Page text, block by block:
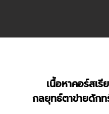
เนื้อหาคอร์สเรี
กลยุทธ์ตาข่ายดัก